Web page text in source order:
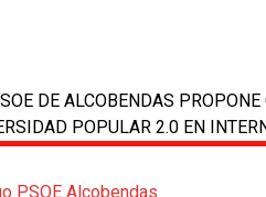
DE ALCOBENDAS PROPONE
POPULAR 2.0 EN